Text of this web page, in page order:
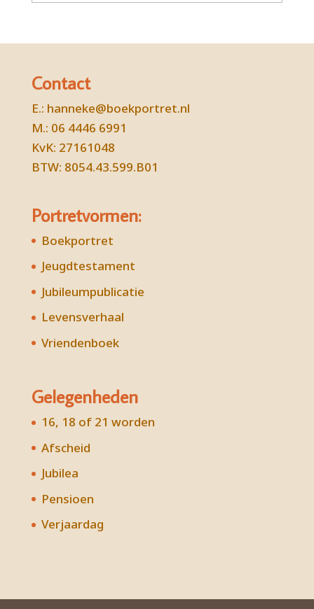
Contact
E.: hanneke@boekportret.nl
M.: 06 4446 6991
KvK: 27161048
BTW: 8054.43.599.B01
Portretvormen:
Boekportret
Jeugdtestament
Jubileumpublicatie
Levensverhaal
Vriendenboek
Gelegenheden
16, 18 of 21 worden
Afscheid
Jubilea
Pensioen
Verjaardag